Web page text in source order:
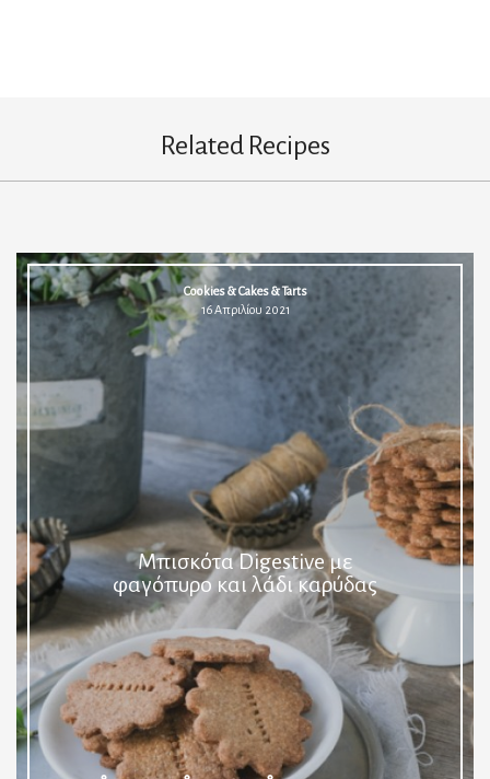
Related Recipes
Μπισκότα Digestive με
φαγόπυρο και λάδι καρύδας
Cookies & Cakes & Tarts
16 Απριλίου 2021